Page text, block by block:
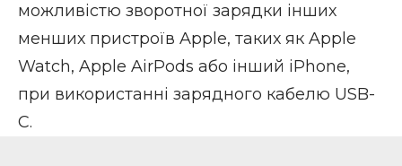
можливістю зворотної зарядки інших
менших пристроїв Apple, таких як Apple
Watch, Apple AirPods або інший iPhone,
при використанні зарядного кабелю USB-
C.